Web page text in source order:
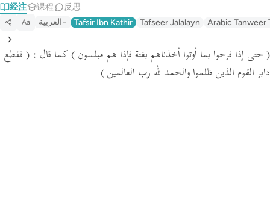
经注 课程 反思
Aa العربية Tafsir Ibn Kathir Tafseer Jalalayn Arabic Tanweer
( حتى إذا فرحوا بما أوتوا أخذناهم بغتة فإذا هم مبلسون ) كما قال : ( فقطع
دابر القوم الذين ظلموا والحمد لله رب العالمين )